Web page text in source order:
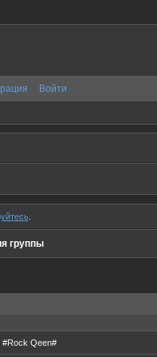
Войти
.
группы
#Rock Qeen#